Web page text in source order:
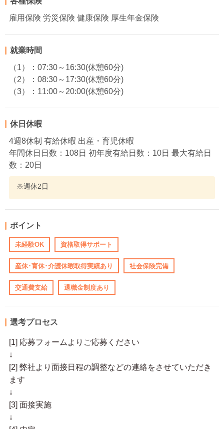
雇用保険 労災保険 健康保険 厚生年金保険
就業時間
（1）：07:30～16:30(休憩60分)
（2）：08:30～17:30(休憩60分)
（3）：11:00～20:00(休憩60分)
休日休暇
4週8休制 有給休暇 出産・育児休暇
年間休日日数：108日 初年度有給日数：10日 最大有給日
数：20日
※週休2日
ポイント
未経験OK 資格取得サポート
産休･育休･介護休暇取得実績あり 社会保険完備
交通費支給 退職金制度あり
選考プロセス
[1] 応募フォームよりご応募ください
↓
[2] 弊社より面接日程の調整などの連絡をさせていただき
ます
↓
[3] 面接実施
↓